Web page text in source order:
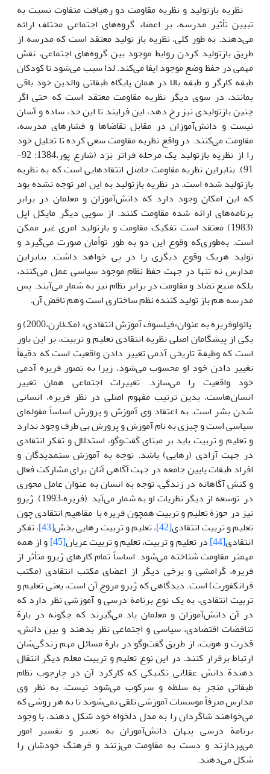
نظریه بازتولید و نظریه مقاومت دو رهیافت متفاوت نسبت به
تبیین تأثیر مدرسه، بر اعضاء گروه‌های اجتماعی مختلف ارائه
می‌دهند. به طور کلی، نظریه باز تولید معتقد است که مدرسه از
طریق بازتولید کردن روابط موجود بین گروه‌های اجتماعی، نقش
مهمی در حفظ وضع موجود ایفا می‌کند. لذا سبب می‌شود تا کودکان
طبقه کارگر و طبقه بالا در همان پایگاه طبقاتی والدین خود باقی
بمانند، در سوی دیگر نظریه مقاومت معتقد است که حتی اگر
چنین بازتولیدی نیز رخ دهد، این فرایند تا این حد، ساده و آسان
نیست و دانش‌آموزان در مقابل تقاضاها و فشارهای مدرسه،
مقاومت می‌کنند. در واقع نظریه مقاومت سعی کرده تا تحلیل خود
را از نظریه بازتولید یک مرحله فراتر بَرَد (شارع پور،1384: 92-
91). بنابراین نظریه مقاومت حاصل انتقادهایی است که به نظریه
بازتولید شده است. در نظریه بازتولید به این امر توجه نشده بود
که این امکان وجود دارد که دانش‌آموزان و معلمان در برابر
برنامه‌های ارائه شده مقاومت کنند. از سویی دیگر مایکل اَپل
(1983) معتقد است تفکیک مقاومت و بازتولید امری غیر ممکن
است. به‌طوری‌که وقوع این دو به طور توأمان صورت می‌گیرد و
تولید هریک وقوع دیگری را در پی خواهد داشت. بنابراین
مدارس نه تنها در جهت حفظ نظام موجود سیاسی عمل می‌کنند،
بلکه منبع تضاد و مقاومت در برابر نظام نیز به شمار می‌آیند. پس
مدرسه هم باز تولید کننده نظم ساختاری است وهم ناقض آن.
پائولوفریره به عنوان«فیلسوف آموزش انتقادی» (مک‌لارن،2000) و
یکی از پیشگامان اصلی نظریه انتقادی تعلیم و تربیت، بر این باور
است که وظیفة تاریخی آدمی تغییر دادن واقعیت است که دقیقاً
تغییر دادن خود او محسوب می‌شود، زیرا به تصور فریره آدمی
خود واقعیت را می‌سازد. تغییرات اجتماعی همان تغییر
انسان‌هاست، بدین ترتیب مفهوم اصلی در نظر فریره، انسانی
شدن بشر است. به اعتقاد وی آموزش و پرورش اساساً مقوله‌ای
سیاسی است و چیزی به نام آموزش و پرورش بی طرف وجود ندارد
و تعلیم و تربیت باید بر مبنای گفت‌وگو، استدلال و تفکر انتقادی
در جهت آزادی (رهایی) باشد. توجه به آموزش ستمدیدگان و
افراد طبقات پایین جامعه در جهت آگاهی آنان برای مشارکت فعال
و کنش آگاهانه در زندگی، توجه به انسان به عنوان عامل محوری
در توسعه از دیگر نظریات او به شمار می‌آید (فریره،1993). ژیرو
نیز در حوزة تعلیم و تربیت همچون فریره با مفاهیم انتقادی چون
تعلیم و تربیت انتقادی[42] ، تعلیم و تربیت رهایی بخش[43]
، تفکر
انتقادی[44] در تعلیم و تربیت، تعلیم و تربیت عریان[45]
و از همه
مهمتر مقاومت شناخته می‌شود. اساساً تمام کارهای ژیرو متأثر از
فریره، گرامشی و برخی دیگر از اعضای مکتب انتقادی (مکتب
فرانکفورت) است. دیدگاهی که ژیرو مروج آن است، یعنی تعلیم و
تربیت انتقادی، به یک نوع برنامة درسی و آموزشی نظر دارد که
در آن دانش‌آموزان و معلمان یاد می‌گیرند که چگونه در بارة
تناقضات اقتصادی، سیاسی و اجتماعی نظر بدهند و بین دانش،
قدرت و هویت، از طریق گفت‌وگو در بارة مسائل مهم زندگی‌شان
ارتباط برقرار کنند. در این نوع تعلیم و تربیت معلم دیگر انتقال
دهندة دانش عقلانی تکنیکی که کارکرد آن در چارچوب نظام
طبقاتی منجر به سلطه و سرکوب می‌شود نیست. به نظر وی
مدارس صرفاً موسسات آموزشی تلقی نمی‌شوند تا به هر روشی که
می‌خواهند شاگردان را به مدل دلخواه خود شکل دهند، با وجود
برنامة درسی پنهان دانش‌آموزان به تعبیر و تفسیر امور
می‌پردازند و دست به مقاومت می‌زنند و فرهنگ خودشان را
شکل می‌دهند.